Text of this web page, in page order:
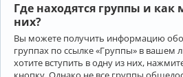
Где находятся группы и как
них?
Вы можете получить информацию
группах по ссылке «Группы» в вашем
хотите вступить в одну из них,